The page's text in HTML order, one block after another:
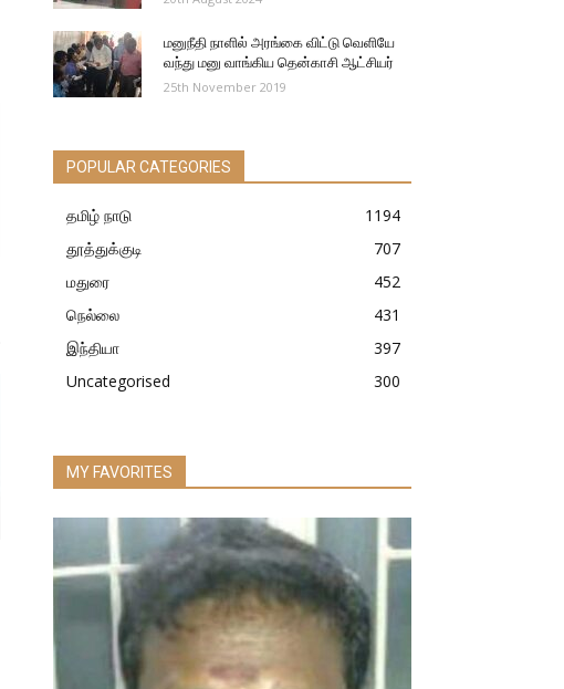
மனுநீதி நாளில் அரங்கை விட்டு வெளியே
வந்து மனு வாங்கிய தென்காசி ஆட்சியர்
25th November 2019
POPULAR CATEGORIES
தமிழ் நாடு
1194
தூத்துக்குடி
707
மதுரை
452
நெல்லை
431
இந்தியா
397
Uncategorised
300
MY FAVORITES